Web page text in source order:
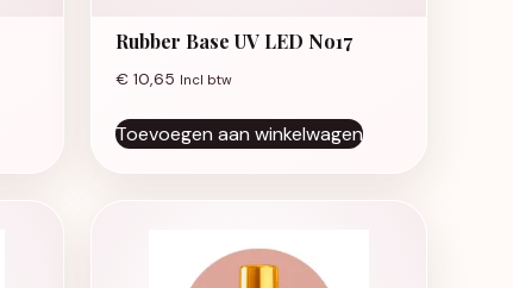
Rubber Base UV LED No17
€10,65 Incl btw
Toevoegen aan winkelwagen